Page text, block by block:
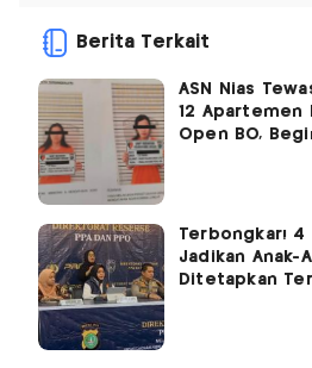
Berita Terkait
ASN Nias
12 Apartemen
Open BO,
Terbongkar! 4
Jadikan Anak-
Ditetapkan